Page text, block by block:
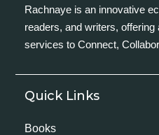
Rachnaye is an innovative
readers, and writers,
services to Connect,
Quick Links
Books